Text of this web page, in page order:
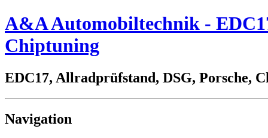
A&A Automobiltechnik -
Chiptuning
EDC17, Allradprüfstand, DSG, Porsche,
Navigation